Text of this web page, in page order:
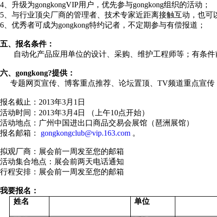
4 、升级为gongkongVIP用户，优先参与gongkong组织的活动；
5 、与行业顶尖厂商的管理者、技术专家近距离接触互动，也
6 、优秀者可成为gongkong特约记者，不定期参与有偿报道；
五、报名条件：
自动化产品应用单位的设计、采购、维护工程师等；有条
六、 gongkong?提供：
专题网页宣传、博客重点推荐、论坛置顶、 TV频道重点宣传
报名截止： 2013年3月 1 日
活动时间： 2013年3月 4日 （上午10点开始）
活动地点：广州中国进出口商品交易会展馆（琶洲展馆）
报名邮箱：
gongkongclub@vip.163.com 。
拟观厂商：展会前一周发至您的邮箱
活动集合地点：展会前两天电话通知
行程安排：展会前一周发至您的邮箱
我要报名：
姓名
单位